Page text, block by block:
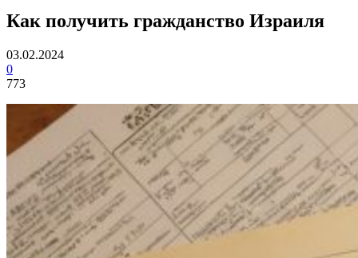
Как получить гражданство Израиля
03.02.2024
0
773